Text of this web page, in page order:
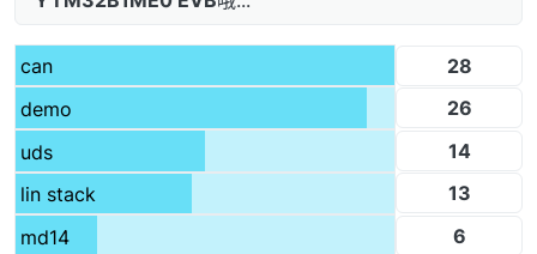
can
28
demo
26
uds
14
lin stack
13
md14
6